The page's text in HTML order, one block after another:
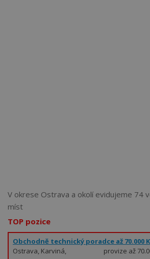
V okrese Ostrava a okolí evidujeme 74
míst
TOP pozice
Obchodně technický poradce až 70.000
Ostrava, Karviná,
provize až